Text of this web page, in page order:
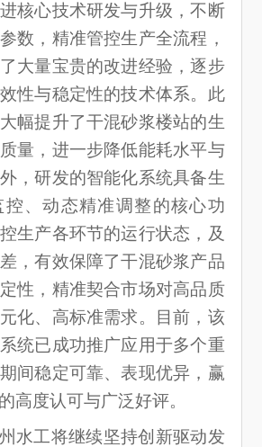
核心技术研发与升级，不断
数，精准管控生产全流程，
大量宝贵的改进经验，逐步
性与稳定性的技术体系。此
幅提升了干混砂浆楼站的生
量，进一步降低能耗水平与
，研发的智能化系统具备生
控、动态精准调整的核心功
生产各环节的运行状态，及
，有效保障了干混砂浆产品
性，精准契合市场对高品质
化、高标准需求。目前，该
统已成功推广应用于多个重
间稳定可靠、表现优异，赢
高度认可与广泛好评。
工将继续坚持创新驱动发